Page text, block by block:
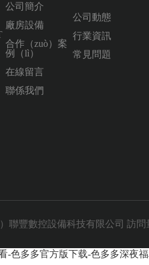
公司簡介
廠房設備
合作（zuò）案
例（lì）
在線留言
聯係我們
公司動態
行業資訊
常見問題
聯豐數控設備科技有限公司 訪問
-色多多官方版下载-色多多深夜